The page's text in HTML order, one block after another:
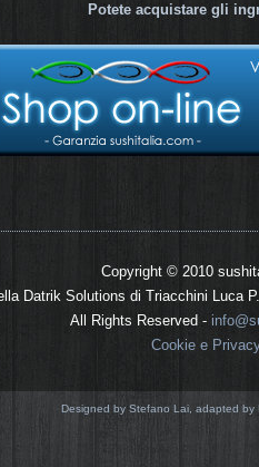
Potete acquistare gli
Copyright © 2010
Datrik Solutions di Triacchini Luca
All Rights Reserved -
Cookie e
Designed by Stefano Lai, adapted by